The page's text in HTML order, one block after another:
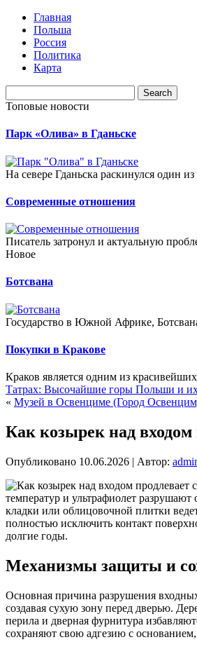
Главная
Польша
Россия
Политика
Карта
Топовые новости
Парк «Олива» в Гданьске
На севере Гданьска раскинулся
Современные отношения
Писатель затронул и актуальную
Новое
Ботсвана
Государство в Южной Африке,
Покупки в Кракове
Краков является одним из
Татрах: Высочайшие горы Польши и
« Музей в Освенциме (Город
Как козырек над
Опубликовано 10.06.2026 | Автор:
температур и ультрафиолет
кладки или облицовочной плитки
полностью исключить контакт
долгие годы.
Механизмы защиты и
Основная причина разрушения
создавая сухую зону перед дверью.
перила и дверная фурнитура
сохраняют свою адгезию с